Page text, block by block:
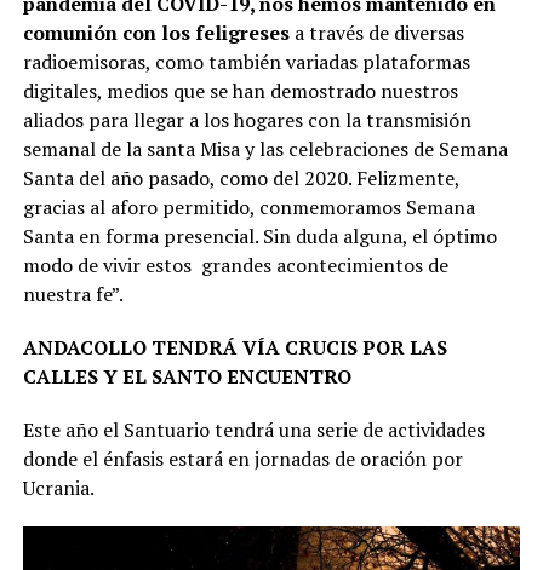
comunión con los feligresesa través de diversas
radioemisoras, como también variadas plataformas
digitales, medios que se han demostrado nuestros
aliados para llegar a los hogares con la transmisión
semanal de la santa Misa y las celebraciones de Semana
Santa del año pasado, como del 2020. Felizmente,
gracias al aforo permitido, conmemoramos Semana
Santa en forma presencial. Sin duda alguna, el óptimo
modo de vivir estos grandes acontecimientos de
nuestra fe”.
ANDACOLLO TENDRÁ VÍA CRUCIS POR LAS
CALLES Y EL SANTO ENCUENTRO
Este año el Santuario tendrá una serie de actividades
donde el énfasis estará en jornadas de oración por
Ucrania.